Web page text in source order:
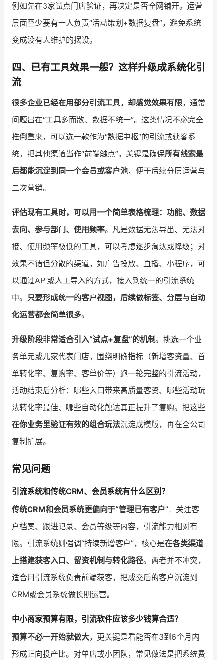
例如先在3家试点门店验证，再决定是否全网铺开。运营
层面至少要有一人负责“活动策划+数据复盘”，避免系统
变成没有人维护的摆设。
四、已有工具效果一般？这样升级成系统化引
流
很多企业已经在用部分引流工具，却感觉效果有限，通常
问题出在“工具多而散、数据不统一”。这类情况不必完全
推倒重来，可以选一款作为“数据中枢”的引流或获客系
统，把其他渠道当作“前端触点”。关键是确保所有线索最
后都能沉淀到同一个会员或客户池，便于后续分层运营与
二次营销。
评估现有工具时，可以用一个简单表格梳理：功能、数据
去向、参与部门、使用频率。凡是数据无法导出、无法对
接、使用频率极低的工具，可以考虑逐步淘汰或降级；对
效果不错但分散的渠道，如广告投放、直播、小程序，可
以通过API或人工导入的方式，接入到统一的引流系统
中。 只要形成统一的客户视图，后续做标签、分层与自动
化运营都会简单很多。
升级阶段非常适合引入“试点+复盘”的机制。挑选一个业
务单元或几家代表门店，围绕明确指标（新增客资量、首
单转化率、复购率、客单价等）跑一轮完整的引流活动，
活动结束后分析：哪些入口带来高质量客资、哪些活动玩
法转化率最佳、哪些自动化触达真正提升了复购。把这些
在你业务里验证有效的组合玩法沉淀成模版，再在全公司
复制扩展。
常见问题
引流系统和传统CRM、会员系统有什么区别？
传统CRM和会员系统更偏向于“管理已有客户”，关注客
户档案、跟进记录、会员等级等内容，引流能力相对有
限。引流系统则强调“持续新增客户”，核心是在各类渠道
上搭建获客入口、留资机制与转化路径。两者并不冲突，
适合用引流系统负责前端获客，把成交后的客户沉淀到
CRM或会员系统做长期运营。
中小商家预算有限，引流软件应该多少钱算合适？
预算不必一开始就做大，更关键是看能否在3到6个月内
形成正向投产比。对单店或小团队，常见做法是把系统费